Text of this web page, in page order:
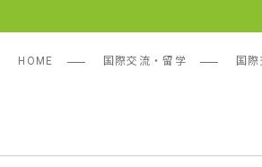
HOME 国際交流・留学 国